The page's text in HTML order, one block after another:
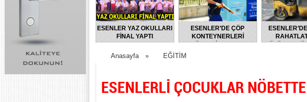
ESENLER YAZ OKULLARI
FİNAL YAPTI
ESENLER’DE ÇÖP
KONTEYNERLERİ
DÜZENLİ OLARAK
DEZENFEKTE EDİLİYOR
ÇÖZÜMLER
Anasayfa » EĞİTİM
ESENLERLİ ÇOCUKLAR NÖBETTE